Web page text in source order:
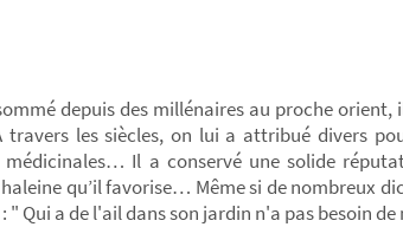
depuis des millénaires au proche orient,
travers les siècles, on lui a attribué divers
Il a conservé une solide
qu’il favorise… Même si de nombreux
" Qui a de l'ail dans son jardin n'a pas besoin de